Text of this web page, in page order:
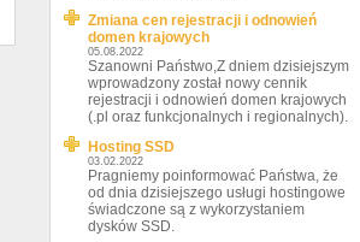
Zmiana cen rejestracji i odnowień
domen krajowych
05.08.2022
Szanowni Państwo,Z dniem dzisiejszym
wprowadzony został nowy cennik
rejestracji i odnowień domen krajowych
(.pl oraz funkcjonalnych i regionalnych).
Hosting SSD
03.02.2022
Pragniemy poinformować Państwa, że
od dnia dzisiejszego usługi hostingowe
świadczone są z wykorzystaniem
dysków SSD.